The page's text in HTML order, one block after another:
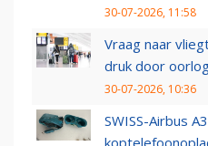
30-07-2026, 11:58
Vraag naar
druk door
30-07-2026, 10:36
SWISS-Airbus